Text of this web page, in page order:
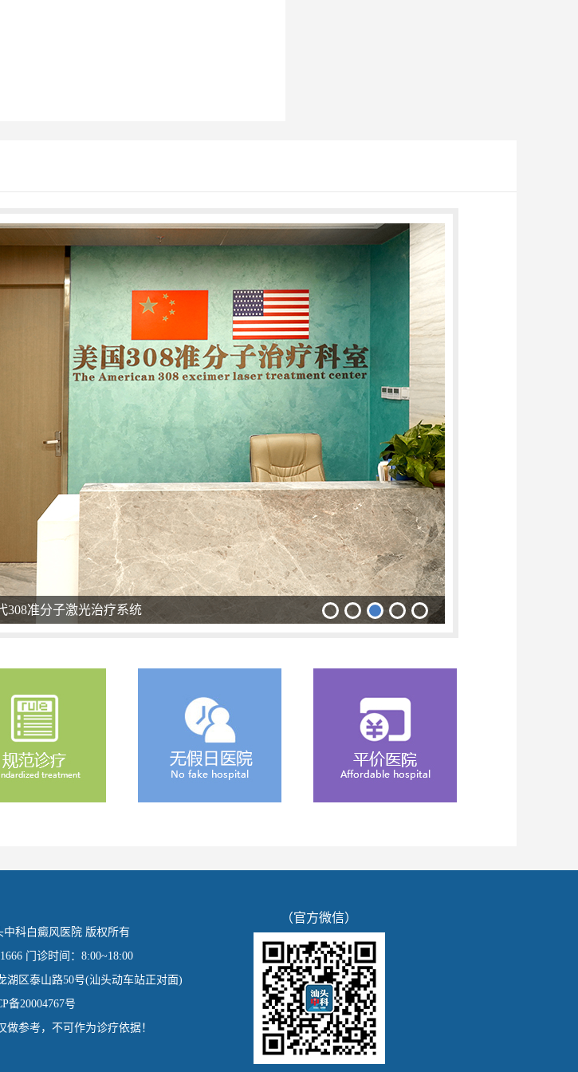
308准分子激光治疗系统
中科白癜风医院 版权所有
门诊时间：8:00~18:00
湖区泰山路50号(汕头动车站正对面)
备20004767号
做参考，不可作为诊疗依据！
（官方微信）